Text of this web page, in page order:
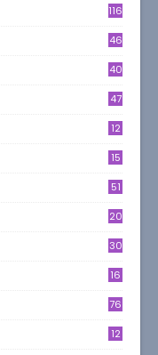
116
46
40
47
12
15
51
20
30
16
76
12